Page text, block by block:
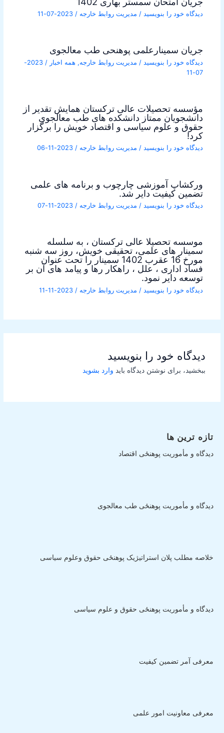
دیدگاه‌ خود را بنویسید / مدیریت روابط خارجه /
2023-07-11
جریان سمینارعلمی پوهنحی طب معالجوی
دیدگاه‌ خود را بنویسید / مدیریت روابط خارجه, همه اخبار /
2023-
07-11
مؤسسه تحصیلات عالی ترکستان همایش تقدیر از
دانشجویان ممتاز دانشکده های طب معالجوی
حقوق و علوم سیاسی و اقتصاد خویش را برگزار
کرد!
دیدگاه‌ خود را بنویسید / مدیریت روابط خارجه /
2023-11-06
ورکشاپ آموزشی چارچوب و برنامه های علمی
تضمین کیفیت دایر شد.
دیدگاه‌ خود را بنویسید / مدیریت روابط خارجه /
2023-11-07
موسسه تحصیلا عالی ترکستان ، به سلسله
سمینار های علمی، تحقیقی خویش، روز سه شنبه
مورخ 16 عقرب 1402 سمینار را تحت عنوان
فساد اداری ، علل ، راهکار رها و پیامد های آن بر
توسعه دایر نمود.
دیدگاه‌ خود را بنویسید / مدیریت روابط خارجه /
2023-11-11
دیدگاه‌ خود را بنویسید
ببخشید، برای نوشتن دیدگاه باید وارد بشوید
تازه ترین ها
دیدگاه و مأموریت پوهنځی اقتصاد
دیدگاه و مأموریت پوهنځی طب معالجوی
خلاصه مطلب پلان استراتیژیک پوهنځی حقوق وعلوم سیاسی
دیدگاه و مأموریت پوهنځی حقوق و علوم سیاسی
معرفی آمر تضمین کیفیت
معرفی معاونیت امور علمی